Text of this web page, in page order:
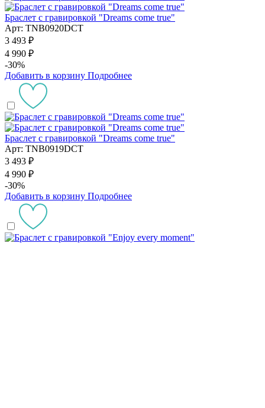
Браслет с гравировкой "Dreams come true"
Арт: TNB0920DCT
3 493 ₽
4 990 ₽
-30%
Добавить в корзину Подробнее
Браслет с гравировкой "Dreams come true"
Арт: TNB0919DCT
3 493 ₽
4 990 ₽
-30%
Добавить в корзину Подробнее